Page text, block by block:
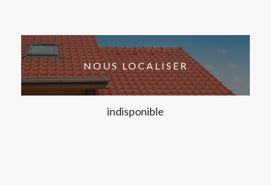
NOUS LOCALISER
indisponible